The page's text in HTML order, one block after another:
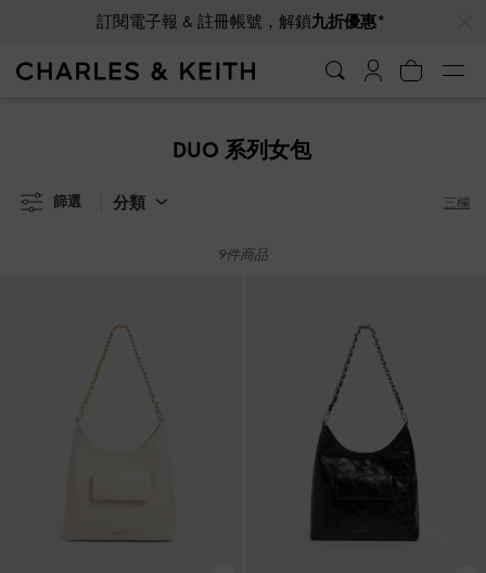
訂閱電子報 & 註冊帳號，解鎖九折優惠*
訂閱電子報 & 註冊帳號，解鎖 九折優惠*
DUO 系列女包
篩選 分類 三欄
9件商品